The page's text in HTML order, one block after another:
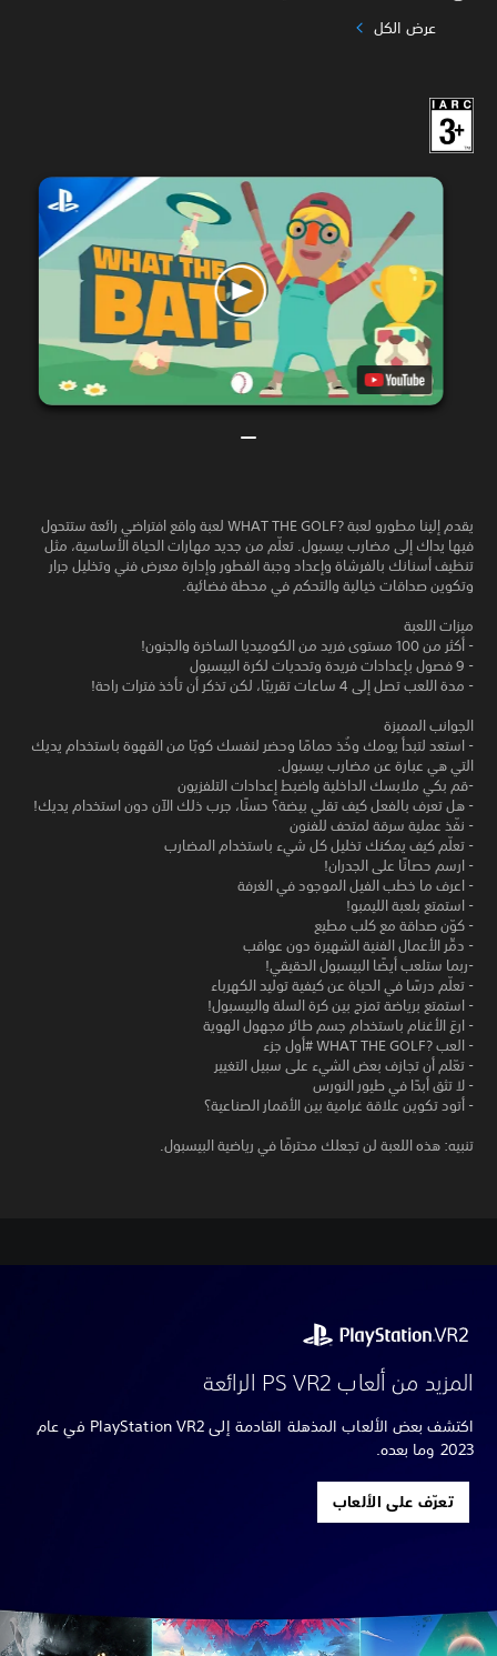
عرض الكل
يقدم إلينا مطورو لعبة WHAT THE GOLF?‎ لعبة واقع افتراضي رائعة ستتحول
فيها يداك إلى مضارب بيسبول. تعلّم من جديد مهارات الحياة الأساسية، مثل
تنظيف أسنانك بالفرشاة وإعداد وجبة الفطور وإدارة معرض فني وتخليل جرار
وتكوين صداقات خيالية والتحكم في محطة فضائية.
ميزات اللعبة
- أكثر من 100 مستوى فريد من الكوميديا الساخرة والجنون!
- 9 فصول بإعدادات فريدة وتحديات لكرة البيسبول
- مدة اللعب تصل إلى 4 ساعات تقريبًا، لكن تذكر أن تأخذ فترات راحة!
الجوانب المميزة
- استعد لتبدأ يومك وخُذ حمامًا وحضر لنفسك كوبًا من القهوة باستخدام يديك
التي هي عبارة عن مضارب بيسبول.
-قم بكي ملابسك الداخلية واضبط إعدادات التلفزيون
- هل تعرف بالفعل كيف تقلي بيضة؟ حسنًا، جرب ذلك الآن دون استخدام يديك!
- نفّذ عملية سرقة لمتحف للفنون
- تعلّم كيف يمكنك تخليل كل شيء باستخدام المضارب
- ارسم حصانًا على الجدران!
- اعرف ما خطب الفيل الموجود في الغرفة
- استمتع بلعبة الليمبو!
- كوّن صداقة مع كلب مطيع
- دمِّر الأعمال الفنية الشهيرة دون عواقب
-ربما ستلعب أيضًا البيسبول الحقيقي!
- تعلّم درسًا في الحياة عن كيفية توليد الكهرباء
- استمتع برياضة تمزج بين كرة السلة والبيسبول!
- ارعَ الأغنام باستخدام جسم طائر مجهول الهوية
- العب WHAT THE GOLF?‎ ‏‎#أول جزء
- تعّلم أن تجازف بعض الشيء على سبيل التغيير
- لا تثق أبدًا في طيور النورس
- أتود تكوين علاقة غرامية بين الأقمار الصناعية؟
تنبيه: هذه اللعبة لن تجعلك محترفًا في رياضية البيسبول.
المزيد من ألعاب PS VR2 الرائعة
اكتشف بعض الألعاب المذهلة القادمة إلى PlayStation VR2 في عام
2023 وما بعده.
تعرّف على الألعاب